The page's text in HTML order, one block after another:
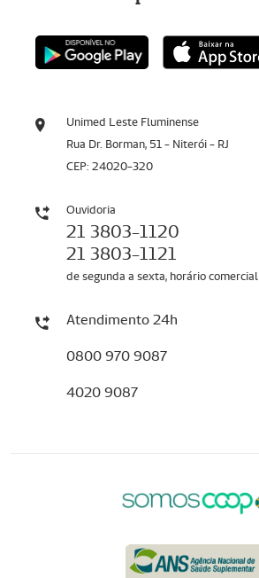
Unimed Leste Fluminense
Rua Dr. Borman, 51 - Niterói - RJ
CEP: 24020-320
Ouvidoria
21 3803-1120
21 3803-1121
de segunda a sexta, horário comercial
Atendimento 24h
0800 970 9087
4020 9087